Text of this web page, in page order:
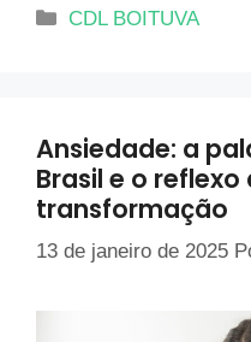
CDL BOITUVA
Ansiedade: a
Brasil e o
transformação
13 de janeiro de 2025